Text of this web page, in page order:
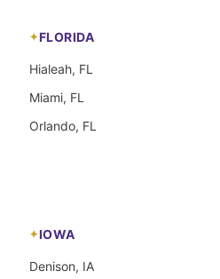
FLORIDA
Hialeah, FL
Miami, FL
Orlando, FL
IOWA
Denison, IA